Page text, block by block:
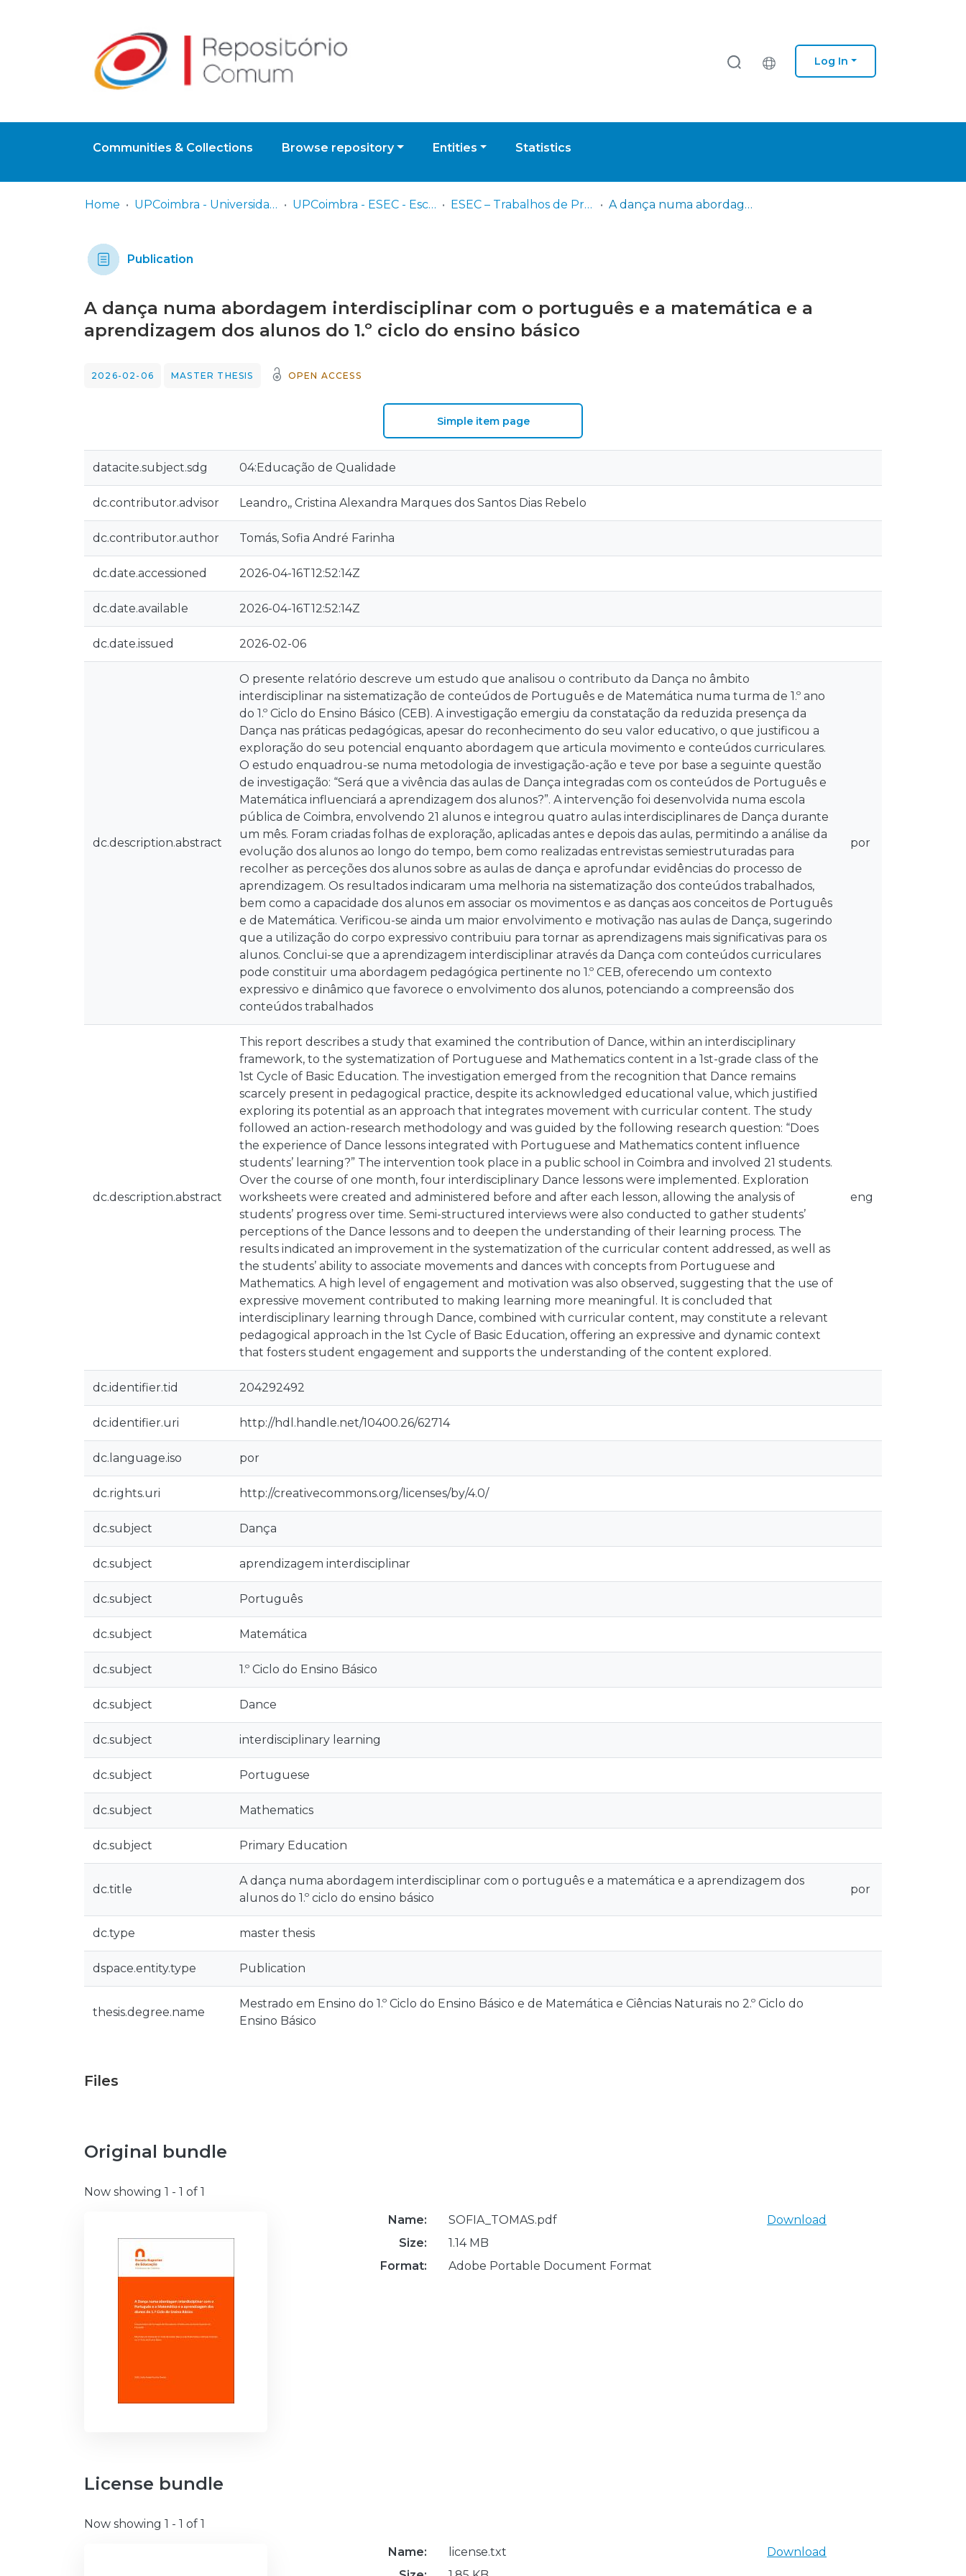
Log In
Communities & Collections Browse repository Entities Statistics
Home UPCoimbra - Universidade Politécnica de Coimbra UPCoimbra - ESEC - Escola Superior de Educação de Coimbra ESEC – Trabalhos de Projeto | Relatórios de Estágio | Projetos de Investigação A dança numa abordagem interdisciplinar com o português e a matemática e a aprendizagem dos alunos do 1.º ciclo do ensino básico
Publication
A dança numa abordagem interdisciplinar com o português e a matemática e a
aprendizagem dos alunos do 1.º ciclo do ensino básico
2026-02-06 MASTER THESIS OPEN ACCESS
Simple item page
datacite.subject.sdg 04:Educação de Qualidade
dc.contributor.advisor Leandro,, Cristina Alexandra Marques dos Santos Dias Rebelo
dc.contributor.author Tomás, Sofia André Farinha
dc.date.accessioned 2026-04-16T12:52:14Z
dc.date.available 2026-04-16T12:52:14Z
dc.date.issued 2026-02-06
dc.description.abstract
O presente relatório descreve um estudo que analisou o contributo da Dança no âmbito
interdisciplinar na sistematização de conteúdos de Português e de Matemática numa turma de 1.º ano
do 1.º Ciclo do Ensino Básico (CEB). A investigação emergiu da constatação da reduzida presença da
Dança nas práticas pedagógicas, apesar do reconhecimento do seu valor educativo, o que justificou a
exploração do seu potencial enquanto abordagem que articula movimento e conteúdos curriculares.
O estudo enquadrou-se numa metodologia de investigação-ação e teve por base a seguinte questão
de investigação: “Será que a vivência das aulas de Dança integradas com os conteúdos de Português e
Matemática influenciará a aprendizagem dos alunos?”. A intervenção foi desenvolvida numa escola
pública de Coimbra, envolvendo 21 alunos e integrou quatro aulas interdisciplinares de Dança durante
um mês. Foram criadas folhas de exploração, aplicadas antes e depois das aulas, permitindo a análise da
evolução dos alunos ao longo do tempo, bem como realizadas entrevistas semiestruturadas para
recolher as perceções dos alunos sobre as aulas de dança e aprofundar evidências do processo de
aprendizagem. Os resultados indicaram uma melhoria na sistematização dos conteúdos trabalhados,
bem como a capacidade dos alunos em associar os movimentos e as danças aos conceitos de Português
e de Matemática. Verificou-se ainda um maior envolvimento e motivação nas aulas de Dança, sugerindo
que a utilização do corpo expressivo contribuiu para tornar as aprendizagens mais significativas para os
alunos. Conclui-se que a aprendizagem interdisciplinar através da Dança com conteúdos curriculares
pode constituir uma abordagem pedagógica pertinente no 1.º CEB, oferecendo um contexto
expressivo e dinâmico que favorece o envolvimento dos alunos, potenciando a compreensão dos
conteúdos trabalhados
por
dc.description.abstract
This report describes a study that examined the contribution of Dance, within an interdisciplinary
framework, to the systematization of Portuguese and Mathematics content in a 1st-grade class of the
1st Cycle of Basic Education. The investigation emerged from the recognition that Dance remains
scarcely present in pedagogical practice, despite its acknowledged educational value, which justified
exploring its potential as an approach that integrates movement with curricular content. The study
followed an action-research methodology and was guided by the following research question: “Does
the experience of Dance lessons integrated with Portuguese and Mathematics content influence
students’ learning?” The intervention took place in a public school in Coimbra and involved 21 students.
Over the course of one month, four interdisciplinary Dance lessons were implemented. Exploration
worksheets were created and administered before and after each lesson, allowing the analysis of
students’ progress over time. Semi-structured interviews were also conducted to gather students’
perceptions of the Dance lessons and to deepen the understanding of their learning process. The
results indicated an improvement in the systematization of the curricular content addressed, as well as
the students’ ability to associate movements and dances with concepts from Portuguese and
Mathematics. A high level of engagement and motivation was also observed, suggesting that the use of
expressive movement contributed to making learning more meaningful. It is concluded that
interdisciplinary learning through Dance, combined with curricular content, may constitute a relevant
pedagogical approach in the 1st Cycle of Basic Education, offering an expressive and dynamic context
that fosters student engagement and supports the understanding of the content explored.
eng
dc.identifier.tid 204292492
dc.identifier.uri http://hdl.handle.net/10400.26/62714
dc.language.iso por
dc.rights.uri http://creativecommons.org/licenses/by/4.0/
dc.subject Dança
dc.subject aprendizagem interdisciplinar
dc.subject Português
dc.subject Matemática
dc.subject 1.º Ciclo do Ensino Básico
dc.subject Dance
dc.subject interdisciplinary learning
dc.subject Portuguese
dc.subject Mathematics
dc.subject Primary Education
dc.title
A dança numa abordagem interdisciplinar com o português e a matemática e a aprendizagem dos
alunos do 1.º ciclo do ensino básico
por
dc.type master thesis
dspace.entity.type Publication
thesis.degree.name
Mestrado em Ensino do 1.º Ciclo do Ensino Básico e de Matemática e Ciências Naturais no 2.º Ciclo do
Ensino Básico
Files
Original bundle
Now showing 1 - 1 of 1
Name:
SOFIA_TOMAS.pdf
Size:
1.14 MB
Format:
Adobe Portable Document Format
Download
License bundle
Now showing 1 - 1 of 1
Name:
license.txt
Download